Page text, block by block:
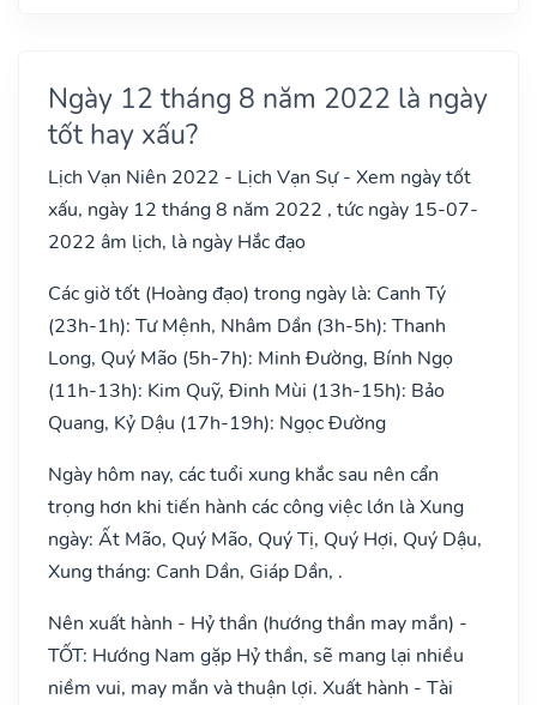
Ngày 12 tháng 8 năm 2022 là ngày
tốt hay xấu?
Lịch Vạn Niên 2022 - Lịch Vạn Sự - Xem ngày tốt
xấu, ngày 12 tháng 8 năm 2022 , tức ngày 15-07-
2022 âm lịch, là ngày Hắc đạo
Các giờ tốt (Hoàng đạo) trong ngày là: Canh Tý
(23h-1h): Tư Mệnh, Nhâm Dần (3h-5h): Thanh
Long, Quý Mão (5h-7h): Minh Đường, Bính Ngọ
(11h-13h): Kim Quỹ, Đinh Mùi (13h-15h): Bảo
Quang, Kỷ Dậu (17h-19h): Ngọc Đường
Ngày hôm nay, các tuổi xung khắc sau nên cẩn
trọng hơn khi tiến hành các công việc lớn là Xung
ngày: Ất Mão, Quý Mão, Quý Tị, Quý Hợi, Quý Dậu,
Xung tháng: Canh Dần, Giáp Dần, .
Nên xuất hành - Hỷ thần (hướng thần may mắn) -
TỐT: Hướng Nam gặp Hỷ thần, sẽ mang lại nhiều
niềm vui, may mắn và thuận lợi. Xuất hành - Tài